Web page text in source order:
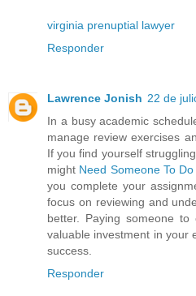
virginia prenuptial lawyer
Responder
Lawrence Jonish 22 de
In a busy academic
manage review exercises
If you find yourself
might Need Someone To
you complete your
focus on reviewing and
better. Paying someone
valuable investment in your
success.
Responder